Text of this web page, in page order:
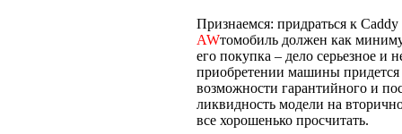
Признаемся: придраться к
AWтомобиль должен как
его покупка – дело серьезное и
приобретении машины
возможности гарантийного и
ликвидность модели на
все хорошенько просчитать.